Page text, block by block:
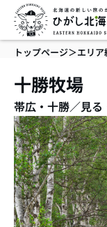
を
トップページ＞エリア
十勝牧場
帯広・十勝／見る